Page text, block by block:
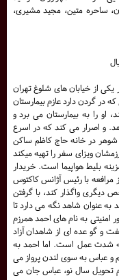
ساحره متین، مجید مشیری،
از خیابان های شلوغ تهران
گردن دارد عازم بیمارستان
را به بیمارستان می برد و
و اصرار می کند که در اسرع
شوهر در خانه حاج کاظم ساکن
ویزای سفر را تهیه میکند
بلیط هواپیما است. خریدار
با رئیس آژانس کاکتوس
واگذار کند، با گرفتن
به عنوان شاهد نگه می دارد تا
به نام های احمد همرزم
و گو عده ای از شاهدان آزاد
شدت عمل است. اما احمد به
و عباس به سوی لندن پرواز می
تحویل سال نو، عباس جان می